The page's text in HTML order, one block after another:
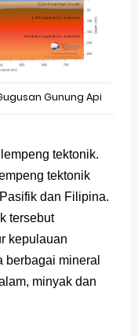
Geografi Ekonomi
Sunday, 9 August
Gunung Api
tektonik.
tektonik
dan Filipina.
tersebut
kepulauan
berbagai mineral
minyak dan